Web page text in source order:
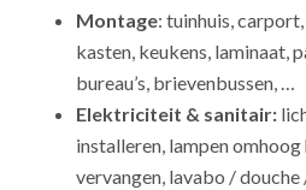
Montage: tuinhuis,
kasten, keukens, laminaat,
bureau’s, brievenbussen, …
Elektriciteit & sanitair:
installeren, lampen omhoog
vervangen, lavabo /